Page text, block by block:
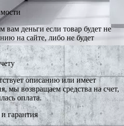
деньги если товар будет не
на сайте, либо не будет
описанию или имеет
мы возвращаем средства на счет,
оплата.
гарантия